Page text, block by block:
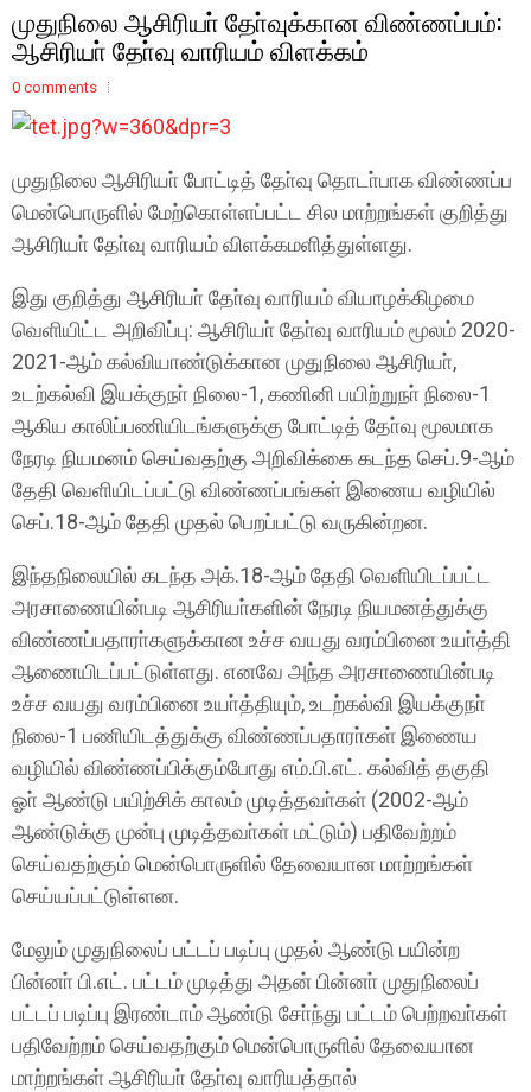
முதுநிலை ஆசிரியா் தோ்வுக்கான விண்ணப்பம்:
ஆசிரியா் தோ்வு வாரியம் விளக்கம்
0 comments
முதுநிலை ஆசிரியா் போட்டித் தோ்வு தொடா்பாக விண்ணப்ப
மென்பொருளில் மேற்கொள்ளப்பட்ட சில மாற்றங்கள் குறித்து
ஆசிரியா் தோ்வு வாரியம் விளக்கமளித்துள்ளது.
இது குறித்து ஆசிரியா் தோ்வு வாரியம் வியாழக்கிழமை
வெளியிட்ட அறிவிப்பு: ஆசிரியா் தோ்வு வாரியம் மூலம் 2020-
2021-ஆம் கல்வியாண்டுக்கான முதுநிலை ஆசிரியா்,
உடற்கல்வி இயக்குநா் நிலை-1, கணினி பயிற்றுநா் நிலை-1
ஆகிய காலிப்பணியிடங்களுக்கு போட்டித் தோ்வு மூலமாக
நேரடி நியமனம் செய்வதற்கு அறிவிக்கை கடந்த செப்.9-ஆம்
தேதி வெளியிடப்பட்டு விண்ணப்பங்கள் இணைய வழியில்
செப்.18-ஆம் தேதி முதல் பெறப்பட்டு வருகின்றன.
இந்தநிலையில் கடந்த அக்.18-ஆம் தேதி வெளியிடப்பட்ட
அரசாணையின்படி ஆசிரியா்களின் நேரடி நியமனத்துக்கு
விண்ணப்பதாரா்களுக்கான உச்ச வயது வரம்பினை உயா்த்தி
ஆணையிடப்பட்டுள்ளது. எனவே அந்த அரசாணையின்படி
உச்ச வயது வரம்பினை உயா்த்தியும், உடற்கல்வி இயக்குநா்
நிலை-1 பணியிடத்துக்கு விண்ணப்பதாரா்கள் இணைய
வழியில் விண்ணப்பிக்கும்போது எம்.பி.எட். கல்வித் தகுதி
ஓா் ஆண்டு பயிற்சிக் காலம் முடித்தவா்கள் (2002-ஆம்
ஆண்டுக்கு முன்பு முடித்தவா்கள் மட்டும்) பதிவேற்றம்
செய்வதற்கும் மென்பொருளில் தேவையான மாற்றங்கள்
செய்யப்பட்டுள்ளன.
மேலும் முதுநிலைப் பட்டப் படிப்பு முதல் ஆண்டு பயின்ற
பின்னா் பி.எட். பட்டம் முடித்து அதன் பின்னா் முதுநிலைப்
பட்டப் படிப்பு இரண்டாம் ஆண்டு சோ்ந்து பட்டம் பெற்றவா்கள்
பதிவேற்றம் செய்வதற்கும் மென்பொருளில் தேவையான
மாற்றங்கள் ஆசிரியா் தோ்வு வாரியத்தால்